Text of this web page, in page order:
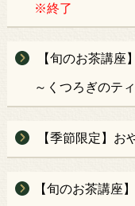
※終了
【旬のお茶講座
～くつろぎのテ
【季節限定】お
【旬のお茶講座